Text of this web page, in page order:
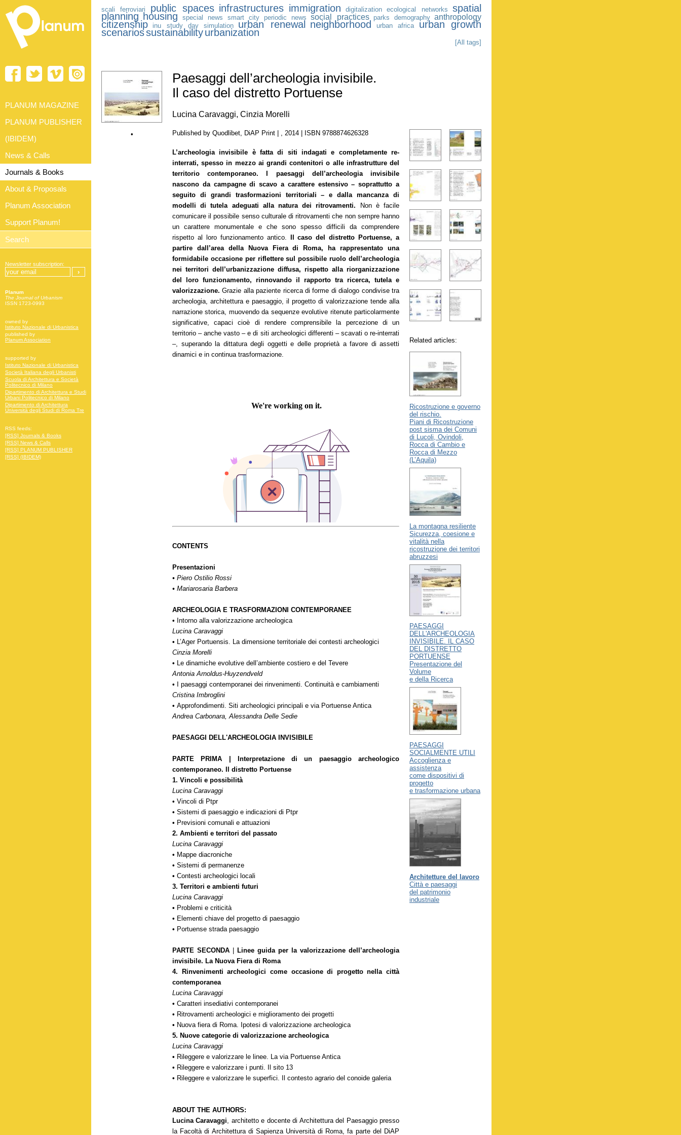
scali ferroviari public spaces infrastructures immigration digitalization ecological networks spatial
planning housing special news smart city periodic news social practices parks demography anthropology
citizenship inu study day simulation urban renewal neighborhood urban africa urban growth
scenariossustainabilityurbanization
[All tags]
•
Paesaggi dell’archeologia invisibile.
Il caso del distretto Portuense
Lucina Caravaggi, Cinzia Morelli
Published by Quodlibet, DiAP Print | , 2014 | ISBN 9788874626328
L’archeologia invisibile è fatta di siti indagati e completamente re-
interrati, spesso in mezzo ai grandi contenitori o alle infrastrutture del
territorio contemporaneo. I paesaggi dell’archeologia invisibile
nascono da campagne di scavo a carattere estensivo – soprattutto a
seguito di grandi trasformazioni territoriali – e dalla mancanza di
modelli di tutela adeguati alla natura dei ritrovamenti. Non è facile
comunicare il possibile senso culturale di ritrovamenti che non sempre hanno
un carattere monumentale e che sono spesso difficili da comprendere
rispetto al loro funzionamento antico.
Il caso del distretto Portuense, a
partire dall’area della Nuova Fiera di Roma, ha rappresentato una
formidabile occasione per riflettere sul possibile ruolo dell’archeologia
nei territori dell’urbanizzazione diffusa, rispetto alla riorganizzazione
del loro funzionamento, rinnovando il rapporto tra ricerca, tutela e
valorizzazione. Grazie alla paziente ricerca di forme di dialogo condivise tra
archeologia, architettura e paesaggio, il progetto di valorizzazione tende alla
narrazione storica, muovendo da sequenze evolutive ritenute particolarmente
significative, capaci cioè di rendere comprensibile la percezione di un
territorio – anche vasto – e di siti archeologici differenti – scavati o re-interrati
–, superando la dittatura degli oggetti e delle proprietà a favore di assetti
dinamici e in continua trasformazione.
CONTENTS
Presentazioni
• Piero Ostilio Rossi
• Mariarosaria Barbera
ARCHEOLOGIA E TRASFORMAZIONI CONTEMPORANEE
• Intorno alla valorizzazione archeologica
Lucina Caravaggi
•
L’Ager Portuensis. La dimensione territoriale dei contesti archeologici
Cinzia Morelli
•
Le dinamiche evolutive dell’ambiente costiero e del Tevere
Antonia Arnoldus-Huyzendveld
•
I paesaggi contemporanei dei rinvenimenti. Continuità e cambiamenti
Cristina Imbroglini
• Approfondimenti. Siti archeologici principali e via Portuense Antica
Andrea Carbonara, Alessandra Delle Sedie
PAESAGGI DELL'ARCHEOLOGIA INVISIBILE
PARTE PRIMA | Interpretazione di un paesaggio archeologico
contemporaneo. Il distretto Portuense
1. Vincoli e possibilità
Lucina Caravaggi
• Vincoli di Ptpr
• Sistemi di paesaggio e indicazioni di Ptpr
• Previsioni comunali e attuazioni
2. Ambienti e territori del passato
Lucina Caravaggi
• Mappe diacroniche
• Sistemi di permanenze
• Contesti archeologici locali
3. Territori e ambienti futuri
Lucina Caravaggi
• Problemi e criticità
• Elementi chiave del progetto di paesaggio
• Portuense strada paesaggio
PARTE SECONDA
Linee guida per la valorizzazione dell’archeologia
invisibile. La Nuova Fiera di Roma
4. Rinvenimenti archeologici come occasione di progetto nella città
contemporanea
Lucina Caravaggi
• Caratteri insediativi contemporanei
• Ritrovamenti archeologici e miglioramento dei progetti
• Nuova fiera di Roma. Ipotesi di valorizzazione archeologica
5. Nuove categorie di valorizzazione archeologica
Lucina Caravaggi
• Rileggere e valorizzare le linee. La via Portuense Antica
• Rileggere e valorizzare i punti. Il sito 13
• Rileggere e valorizzare le superfici. Il contesto agrario del conoide galeria
ABOUT THE AUTHORS:
Lucina Caravaggi , architetto e docente di Architettura del Paesaggio presso
la Facoltà di Architettura di Sapienza Università di Roma, fa parte del DiAP
Related articles:
Ricostruzione e governo
del rischio.
Piani di Ricostruzione
post sisma dei Comuni
di Lucoli, Ovindoli,
Rocca di Cambio e
Rocca di Mezzo
(L’Aquila)
La montagna resiliente
Sicurezza, coesione e
vitalità nella
ricostruzione dei territori
abruzzesi
PAESAGGI
DELL'ARCHEOLOGIA
INVISIBILE. IL CASO
DEL DISTRETTO
PORTUENSE
Presentazione del
Volume
e della Ricerca
PAESAGGI
SOCIALMENTE UTILI
Accoglienza e
assistenza
come dispositivi di
progetto
e trasformazione urbana
Architetture del lavoro
Città e paesaggi
del patrimonio
industriale
PLANUM MAGAZINE
PLANUM PUBLISHER
(IBIDEM)
News & Calls
Journals & Books
About & Proposals
Planum Association
Support Planum!
Newsletter subscription:
Planum
The Journal of Urbanism
ISSN 1723-0993
owned by
Istituto Nazionale di Urbanistica
published by
Planum Association
supported by
Istituto Nazionale di Urbanistica
Società Italiana degli Urbanisti
Scuola di Architettura e Società
Politecnico di Milano
Dipartimento di Architettura e Studi
Urbani Politecnico di Milano
Dipartimento di Architettura
Università degli Studi di Roma Tre
RSS feeds:
[RSS] Journals & Books
[RSS] News & Calls
[RSS] PLANUM PUBLISHER
[RSS] (IBIDEM)